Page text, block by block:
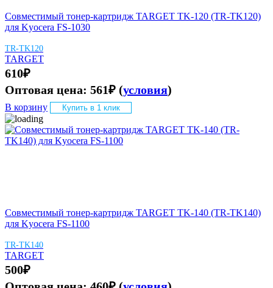
Совместимый тонер-картридж TARGET TK-120 (TR-TK120)
для Kyocera FS-1030
TR-TK120
TARGET
610₽
Оптовая цена: 561₽ (условия)
В корзину Купить в 1 клик
Совместимый тонер-картридж TARGET TK-140 (TR-TK140)
для Kyocera FS-1100
TR-TK140
TARGET
500₽